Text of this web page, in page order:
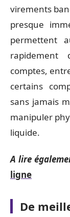
virements
presque
permettent
rapidement
comptes,
certains
sans jamais
manipuler
liquide.
A lire
ligne
De